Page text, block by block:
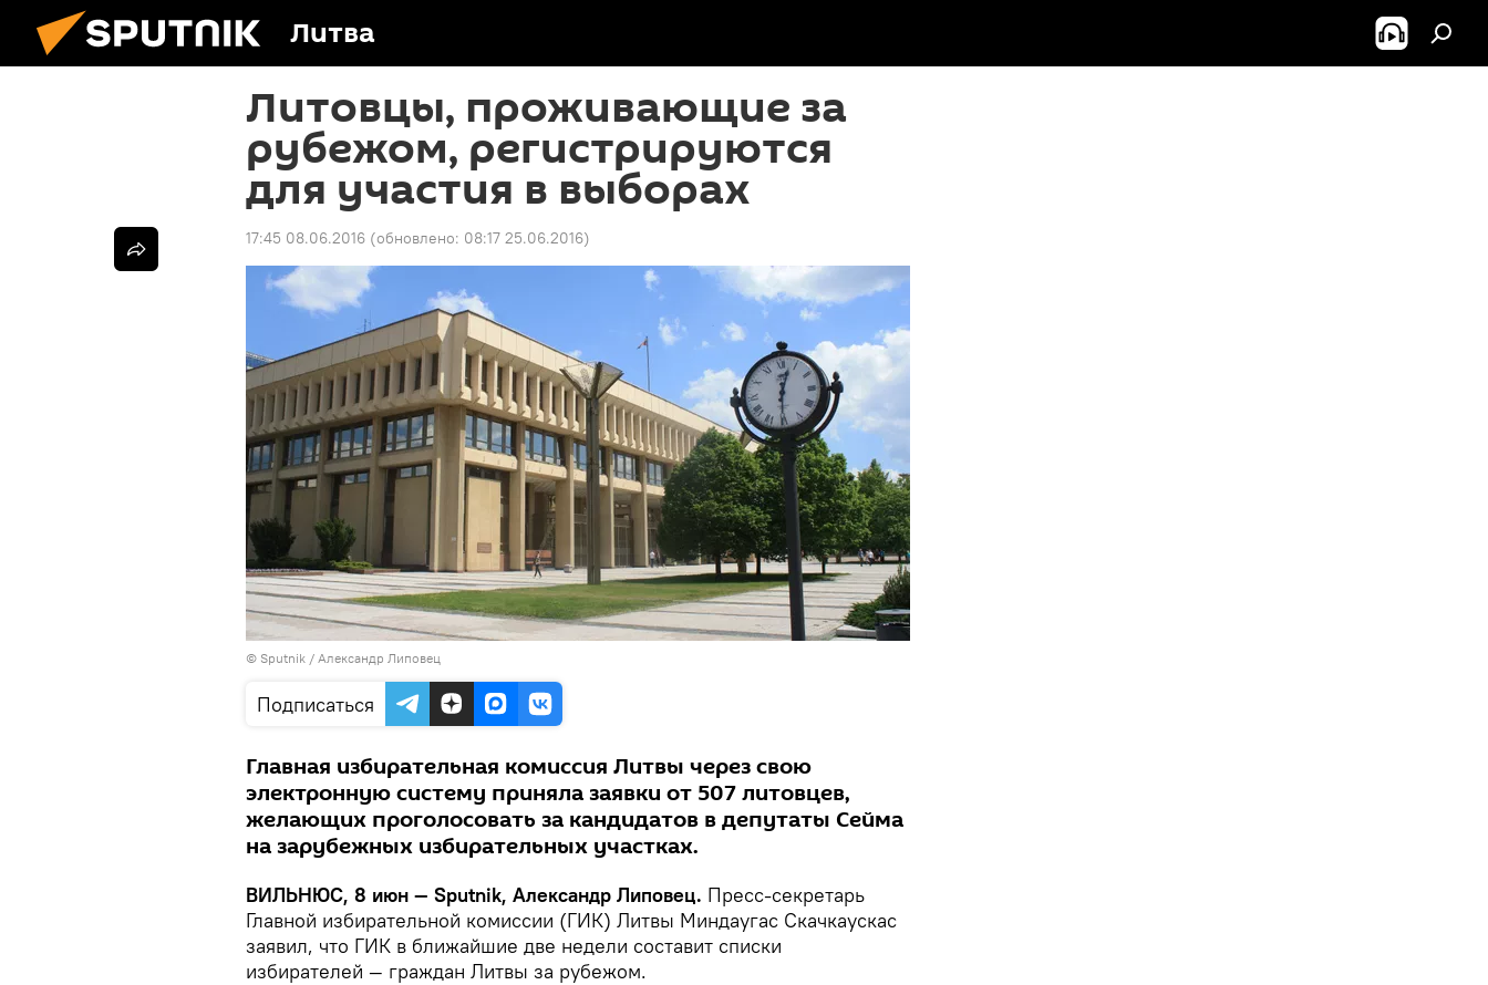
Литва
Литовцы, проживающие за
рубежом, регистрируются
для участия в выборах
17:45 08.06.2016 (обновлено: 08:17 25.06.2016)
© Sputnik / Александр Липовец
Подписаться
Главная избирательная комиссия Литвы через свою
электронную систему приняла заявки от 507 литовцев,
желающих проголосовать за кандидатов в депутаты Сейма
на зарубежных избирательных участках.
ВИЛЬНЮС, 8 июн — Sputnik, Александр Липовец. Пресс-секретарь
Главной избирательной комиссии (ГИК) Литвы Миндаугас Скачкаускас
заявил, что ГИК в ближайшие две недели составит списки
избирателей — граждан Литвы за рубежом.